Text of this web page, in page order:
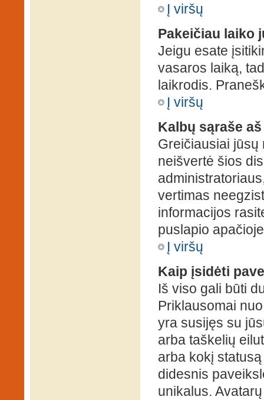
Į viršų
Pakeičiau laiko
Jeigu esate
vasaros laiką,
laikrodis.
Į viršų
Kalbų sąraše
Greičiausiai jūsų
neišvertė šios
vertimas
informacijos
puslapio
Į viršų
Kaip įsidėti
Iš viso gali būti
Priklausomai
yra susijęs su
arba taškelių
arba kokį
didesnis
unikalus.